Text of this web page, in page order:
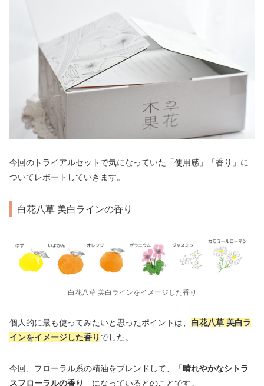
今回のトライアルセットで気になっていた「使用感」「香り」に
ついてレポートしていきます。
白花八草 美白ラインの香り
白花八草 美白ラインをイメージした香り
個人的に最も使ってみたいと思ったポイントは、 白花八草 美白ラ
インをイメージした香りでした。
今回、フローラル系の精油をブレンドして、「晴れやかなシトラ
スフローラルの香り 」になっているとのことです。